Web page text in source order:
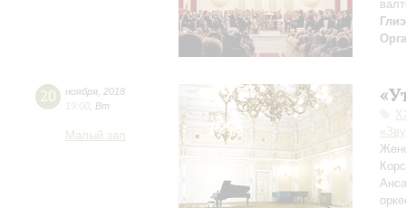
20 ноября 2018
19:00 Вт
Малый зал